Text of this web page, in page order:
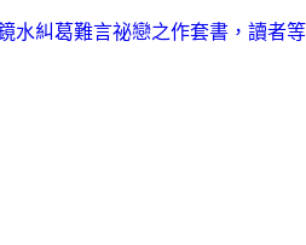
水糾葛難言祕戀之作套書，讀者等